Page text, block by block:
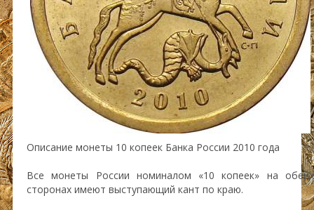
Описание монеты 10 копеек Банка России 2010 года
Все монеты России номиналом «10 копеек» на обеих
сторонах имеют выступающий кант по краю.